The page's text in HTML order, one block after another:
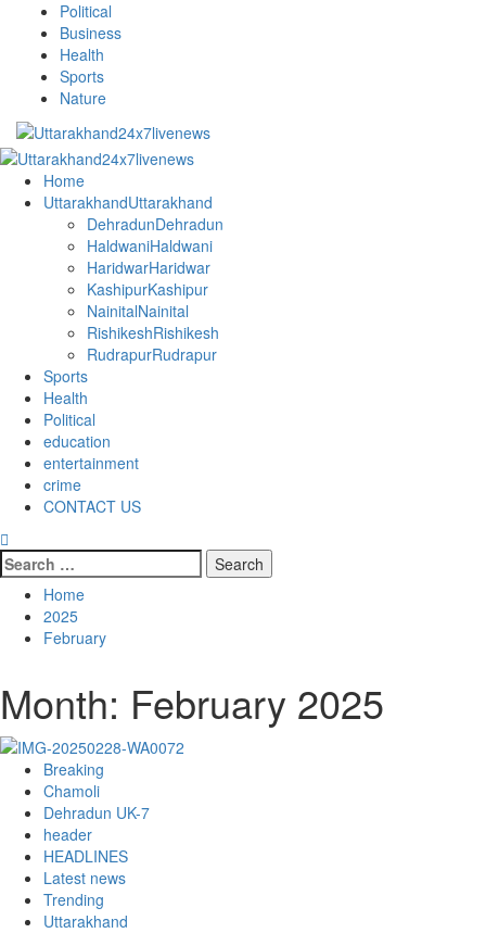
content
Political
Business
Health
Sports
Nature
Primary
Menu
Home
UttarakhandUttarakhand
DehradunDehradun
HaldwaniHaldwani
HaridwarHaridwar
KashipurKashipur
NainitalNainital
RishikeshRishikesh
RudrapurRudrapur
Sports
Health
Political
education
entertainment
crime
CONTACT US
Search
for:
Home
2025
February
Month: February 2025
Breaking
Chamoli
Dehradun UK-7
header
HEADLINES
Latest news
Trending
Uttarakhand